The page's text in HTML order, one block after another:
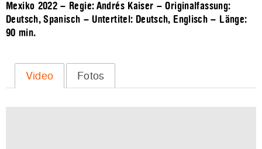
Mexiko 2022 – Regie: Andrés Kaiser – Originalfassung:
Deutsch, Spanisch – Untertitel: Deutsch, Englisch – Länge:
90 min.
Video Fotos